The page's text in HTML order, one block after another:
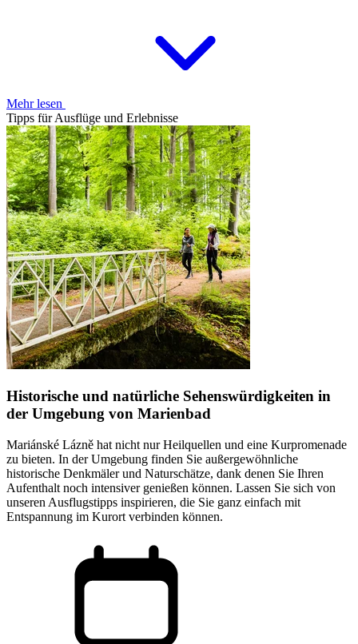
Mehr lesen
Tipps für Ausflüge und Erlebnisse
Historische und natürliche Sehenswürdigkeiten in
der Umgebung von Marienbad
Mariánské Lázně hat nicht nur Heilquellen und eine Kurpromenade
zu bieten. In der Umgebung finden Sie außergewöhnliche
historische Denkmäler und Naturschätze, dank denen Sie Ihren
Aufenthalt noch intensiver genießen können. Lassen Sie sich von
unseren Ausflugstipps inspirieren, die Sie ganz einfach mit
Entspannung im Kurort verbinden können.